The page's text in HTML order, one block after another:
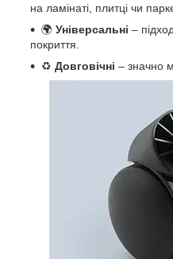
на ламінаті, плитці чи
🌍 Універсальні –
покриття.
♻ Довговічні – значно